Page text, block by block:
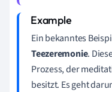
Ein bekanntes
Teezeremonie.
Prozess, der
besitzt. Es geht